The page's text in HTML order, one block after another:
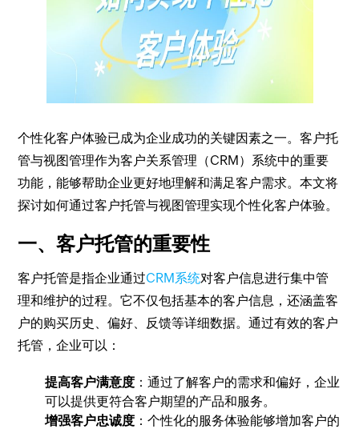
个性化客户体验已成为企业成功的关键因素之一。客户托
管与视图管理作为客户关系管理（CRM）系统中的重要
功能，能够帮助企业更好地理解和满足客户需求。本文将
探讨如何通过客户托管与视图管理实现个性化客户体验。
一、客户托管的重要性
客户托管是指企业通过CRM系统对客户信息进行集中管
理和维护的过程。它不仅包括基本的客户信息，还涵盖客
户的购买历史、偏好、反馈等详细数据。通过有效的客户
托管，企业可以：
提高客户满意度 ：通过了解客户的需求和偏好，企业
可以提供更符合客户期望的产品和服务。
增强客户忠诚度 ：个性化的服务体验能够增加客户的